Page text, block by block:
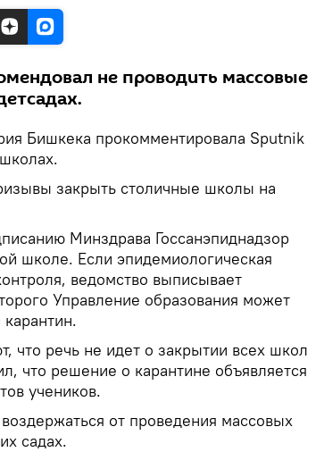
не проводить массовые
Бишкека прокомментировала Sputnik
закрыть столичные школы на
Минздрава Госсанэпиднадзор
школе. Если эпидемиологическая
ведомство выписывает
Управление образования может
что речь не идет о закрытии всех школ
что решение о карантине объявляется
учеников.
от проведения массовых
садах.